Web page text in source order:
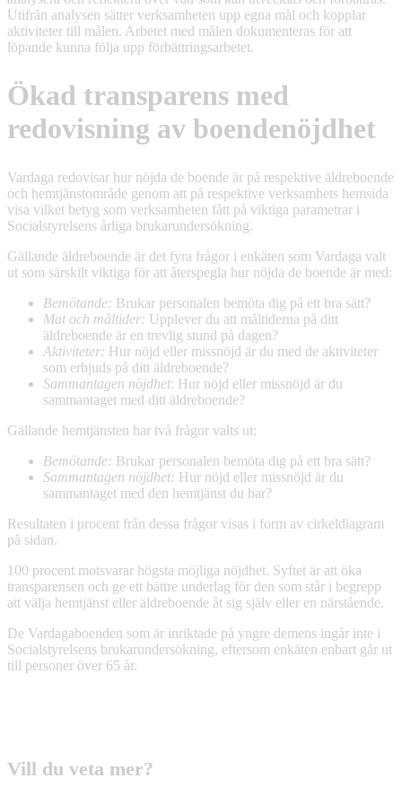
Utifrån analysen sätter verksamheten upp egna mål och kopplar
aktiviteter till målen. Arbetet med målen dokumenteras för att
löpande kunna följa upp förbättringsarbetet.
Ökad transparens med
redovisning av boendenöjdhet
Vardaga redovisar hur nöjda de boende är på respektive äldreboende
och hemtjänstområde genom att på respektive verksamhets hemsida
visa vilket betyg som verksamheten fått på viktiga parametrar i
Socialstyrelsens årliga brukarundersökning.
Gällande äldreboende är det fyra frågor i enkäten som Vardaga valt
ut som särskilt viktiga för att återspegla hur nöjda de boende är med:
Bemötande: Brukar personalen bemöta dig på ett bra sätt?
Mat och måltider: Upplever du att måltiderna på ditt
äldreboende är en trevlig stund på dagen?
Aktiviteter: Hur nöjd eller missnöjd är du med de aktiviteter
som erbjuds på ditt äldreboende?
Sammantagen nöjdhet: Hur nöjd eller missnöjd är du
sammantaget med ditt äldreboende?
Gällande hemtjänsten har två frågor valts ut:
Bemötande: Brukar personalen bemöta dig på ett bra sätt?
Sammantagen nöjdhet: Hur nöjd eller missnöjd är du
sammantaget med den hemtjänst du har?
Resultaten i procent från dessa frågor visas i form av cirkeldiagram
på sidan.
100 procent motsvarar högsta möjliga nöjdhet. Syftet är att öka
transparensen och ge ett bättre underlag för den som står i begrepp
att välja hemtjänst eller äldreboende åt sig själv eller en närstående.
De Vardagaboenden som är inriktade på yngre demens ingår inte i
Socialstyrelsens brukarundersökning, eftersom enkäten enbart går ut
till personer över 65 år.
Vill du veta mer?